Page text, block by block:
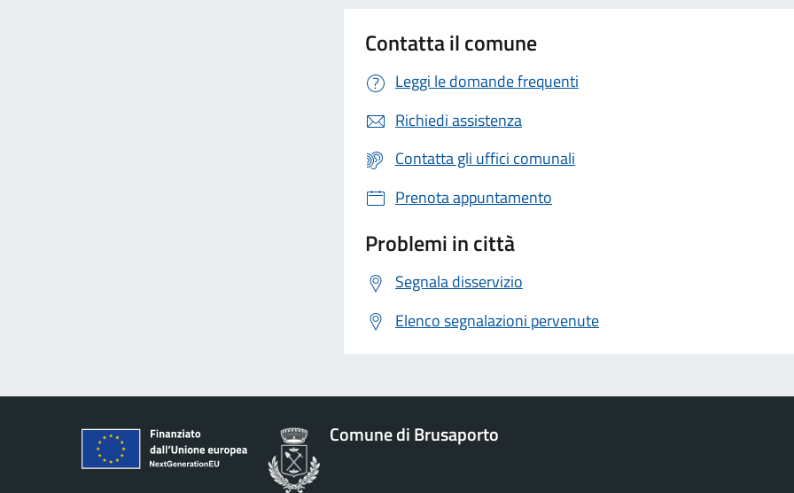
Contatta il comune
Leggi le domande frequenti
Richiedi assistenza
Contatta gli uffici comunali
Prenota appuntamento
Problemi in città
Segnala disservizio
Elenco segnalazioni pervenute
Comune di Brusaporto